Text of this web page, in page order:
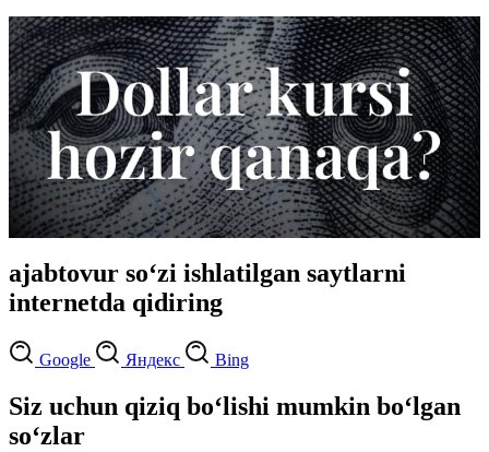
ajabtovur so‘zi ishlatilgan saytlarni
internetda qidiring
Google Яндекс Bing
Siz uchun qiziq bo‘lishi mumkin bo‘lgan
so‘zlar